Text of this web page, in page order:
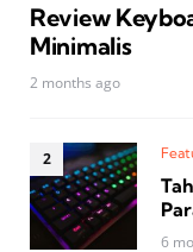
Review
Minimalis
2 months ago
6